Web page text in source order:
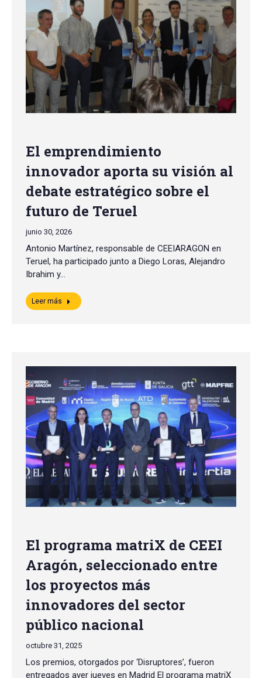
El emprendimiento
innovador aporta su visión al
debate estratégico sobre el
futuro de Teruel
junio 30, 2026
Antonio Martínez, responsable de CEEIARAGON en
Teruel, ha participado junto a Diego Loras, Alejandro
Ibrahim y…
Leer más
El programa matriX de CEEI
Aragón, seleccionado entre
los proyectos más
innovadores del sector
público nacional
octubre 31, 2025
Los premios, otorgados por ‘Disruptores’, fueron
entregados ayer jueves en Madrid El programa matriX